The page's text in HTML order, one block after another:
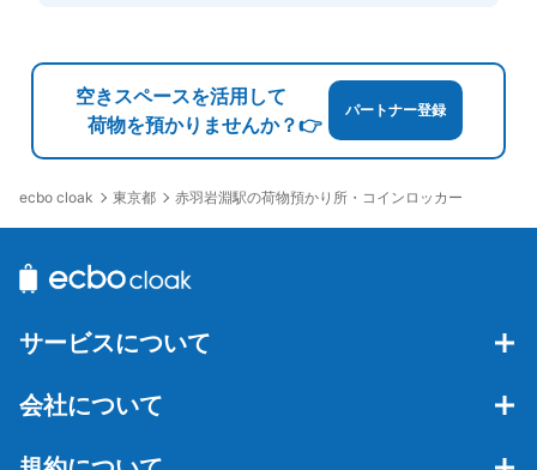
空きスペースを活用して
荷物を預かりませんか？👉
パートナー登録
ecbo cloak 東京都 赤羽岩淵駅の荷物預かり所・コインロッカー
サービスについて
会社について